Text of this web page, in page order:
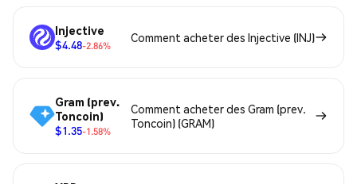
Injective
$4.48-2.86%
Comment acheter des Injective (INJ)
Gram (prev.
Toncoin)
$1.35-1.58%
Comment acheter des Gram (prev.
Toncoin) (GRAM)